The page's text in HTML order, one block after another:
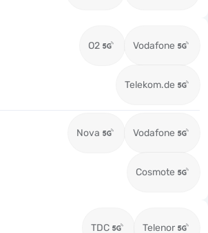
O2 Vodafone
Telekom.de
Nova Vodafone
Cosmote
TDC Telenor